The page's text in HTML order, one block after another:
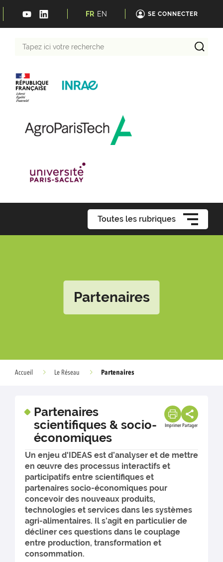
FR EN SE CONNECTER
Toutes les rubriques
Partenaires
Accueil Le Réseau Partenaires
Partenaires
scientifiques & socio-
économiques
Imprimer Partager
Un enjeu d'IDEAS est d’analyser et de mettre
en œuvre des processus interactifs et
participatifs entre scientifiques et
partenaires socio-économiques pour
concevoir des nouveaux produits,
technologies et services dans les systèmes
agri-alimentaires. Il s’agit en particulier de
décliner ces questions dans le couplage
entre production, transformation et
consommation.